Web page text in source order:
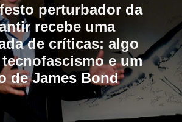
perturbador da
recebe uma
de críticas: algo
e um
de James Bond